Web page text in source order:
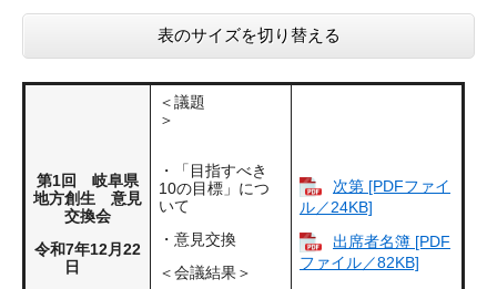
表のサイズを切り替える
第1回 岐阜県
地方創生 意見
交換会
令和7年12月22
日
＜議題
＞
・「目指すべき
10の目標」につ
いて
・意見交換
＜会議結果＞
次第 [PDFファイ
ル／24KB]
出席者名簿 [PDF
ファイル／82KB]